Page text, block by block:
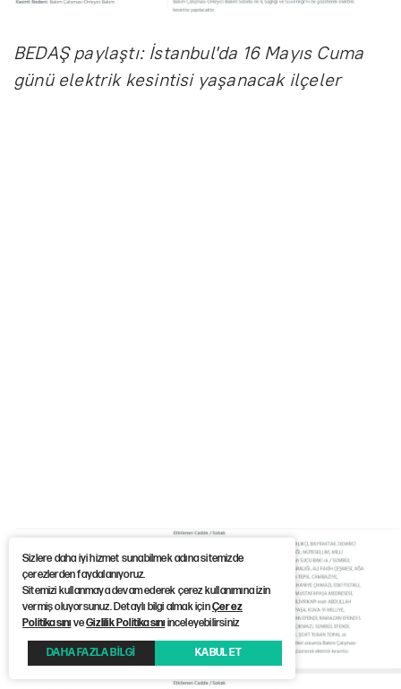
BEDAŞ paylaştı: İstanbul'da 16 Mayıs Cuma
günü elektrik kesintisi yaşanacak ilçeler
Sizlere daha iyi hizmet sunabilmek adına sitemizde
çerezlerden faydalanıyoruz.
Sitemizi kullanmaya devam ederek çerez kullanımına izin
vermiş oluyorsunuz. Detaylı bilgi almak içinÇerez
PolitikasınıveGizlilik Politikasınıinceleyebilirsiniz
DAHA FAZLA BİLGİ KABUL ET